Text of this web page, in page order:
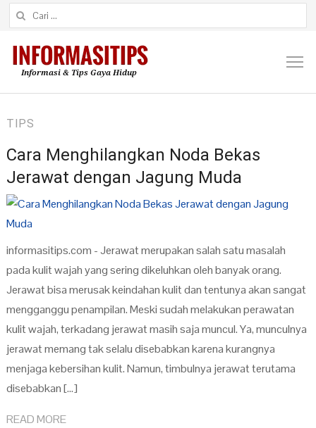
Cari untuk:
TIPS
Cara Menghilangkan Noda Bekas
Jerawat dengan Jagung Muda
informasitips.com - Jerawat merupakan salah satu masalah
pada kulit wajah yang sering dikeluhkan oleh banyak orang.
Jerawat bisa merusak keindahan kulit dan tentunya akan sangat
mengganggu penampilan. Meski sudah melakukan perawatan
kulit wajah, terkadang jerawat masih saja muncul. Ya, munculnya
jerawat memang tak selalu disebabkan karena kurangnya
menjaga kebersihan kulit. Namun, timbulnya jerawat terutama
disebabkan […]
READ MORE